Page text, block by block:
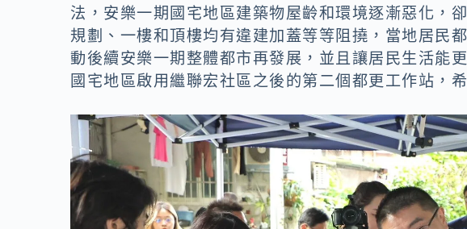
法，安樂一期國宅地區建築物屋齡和環境逐漸惡化，
規劃、一樓和頂樓均有違建加蓋等等阻撓，當地居民
動後續安樂一期整體都市再發展，並且讓居民生活能
國宅地區啟用繼聯宏社區之後的第二個都更工作站，